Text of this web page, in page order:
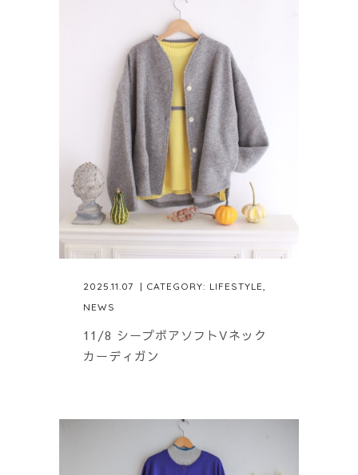
2025.11.07 | CATEGORY: LIFESTYLE,
NEWS
11/8 シープボアソフトVネック
カーディガン